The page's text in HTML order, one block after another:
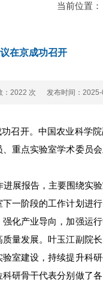
当前位置：
在京成功召开
2022 次 发布时间：2025-
召开。中国农业科学院
重点实验室学术委员
展报告，主要围绕实
一阶段的工作计划进
化产业导向，加强运
量发展。叶玉江副院
室建设，持续提升科
研骨干代表分别做了